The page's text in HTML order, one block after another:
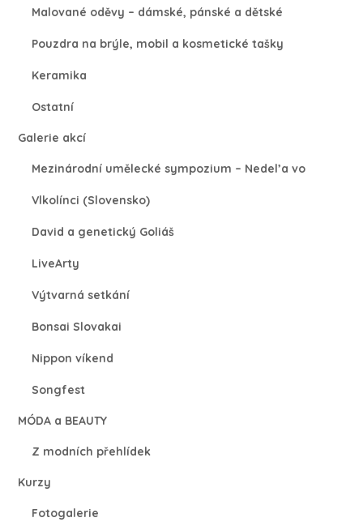
Malované oděvy – dámské, pánské a dětské
Pouzdra na brýle, mobil a kosmetické tašky
Keramika
Ostatní
Galerie akcí
Mezinárodní umělecké sympozium – Nedel’a vo
Vlkolínci (Slovensko)
David a genetický Goliáš
LiveArty
Výtvarná setkání
Bonsai Slovakai
Nippon víkend
Songfest
MÓDA a BEAUTY
Z modních přehlídek
Kurzy
Fotogalerie